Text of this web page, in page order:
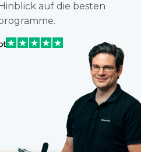
auf die besten